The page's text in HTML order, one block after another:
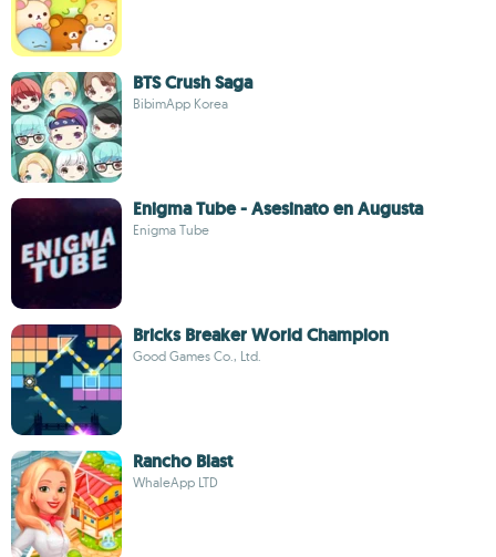
BTS Crush Saga
BibimApp Korea
Enigma Tube - Asesinato en Augusta
Enigma Tube
Bricks Breaker World Champion
Good Games Co., Ltd.
Rancho Blast
WhaleApp LTD